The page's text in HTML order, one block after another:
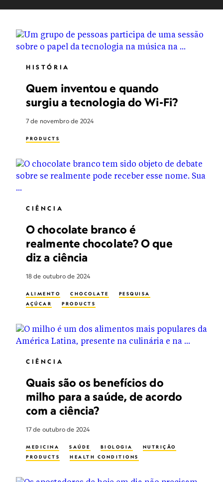
HISTÓRIA
Quem inventou e quando
surgiu a tecnologia do Wi-Fi?
7 de novembro de 2024
PRODUCTS
CIÊNCIA
O chocolate branco é
realmente chocolate? O que
diz a ciência
18 de outubro de 2024
ALIMENTO CHOCOLATE
PESQUISA
AÇÚCAR
PRODUCTS
CIÊNCIA
Quais são os benefícios do
milho para a saúde, de acordo
com a ciência?
17 de outubro de 2024
MEDICINA SAÚDE BIOLOGIA
NUTRIÇÃO
PRODUCTS
HEALTH CONDITIONS